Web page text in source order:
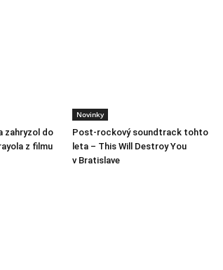
zahryzol do
z filmu
Novinky
Post-rockový soundtrack tohto
leta – This Will Destroy You
v Bratislave